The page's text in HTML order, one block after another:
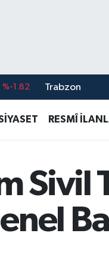
%0.02
%-1.82
Trabzon
RESMÎ
Sivil